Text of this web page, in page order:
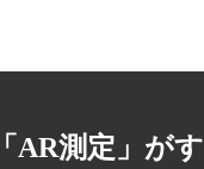
AR測定」がす